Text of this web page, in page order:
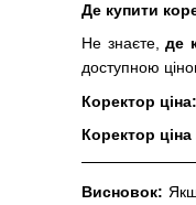
Де купити
Не знаєте,де
доступною
Коректор
Коректор ціна
Висновок: